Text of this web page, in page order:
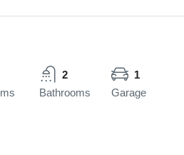
2
Bathrooms
1
Garage